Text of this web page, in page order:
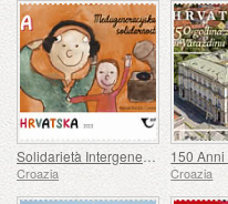
Solidarietà Intergenerazionale (C)
Croazia Croazia